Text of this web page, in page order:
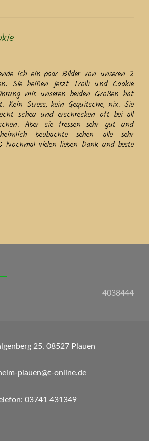
ich ein paar Bilder von unseren 2
Sie heißen jetzt Trolli und Cookie
mit unseren beiden Großen hat
Kein Stress, kein Gequitsche, nix. Sie
scheu und erschrecken oft bei all
Aber sie fressen sehr gut und
beobachte sehen alle sehr
vielen lieben Dank und beste
4038444
25, 08527 Plauen
plauen@t-online.de
03741 431349